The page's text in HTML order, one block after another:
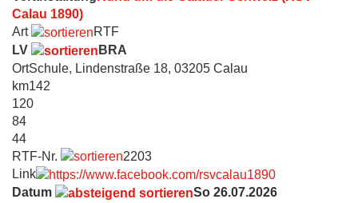
Calau 1890)
Art
RTF
LV
BRA
OrtSchule, Lindenstraße 18, 03205 Calau
km142
120
84
44
RTF-Nr.
2203
Link
Datum
So 26.07.2026